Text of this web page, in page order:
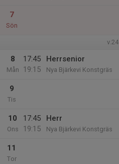
7
Sön
v.24
8
Mån
17:45
19:15
Herrsenior
Nya Bjärkevi Konstgräs
9
Tis
10
Ons
17:45
19:15
Herr
Nya Bjärkevi Konstgräs
11
Tor